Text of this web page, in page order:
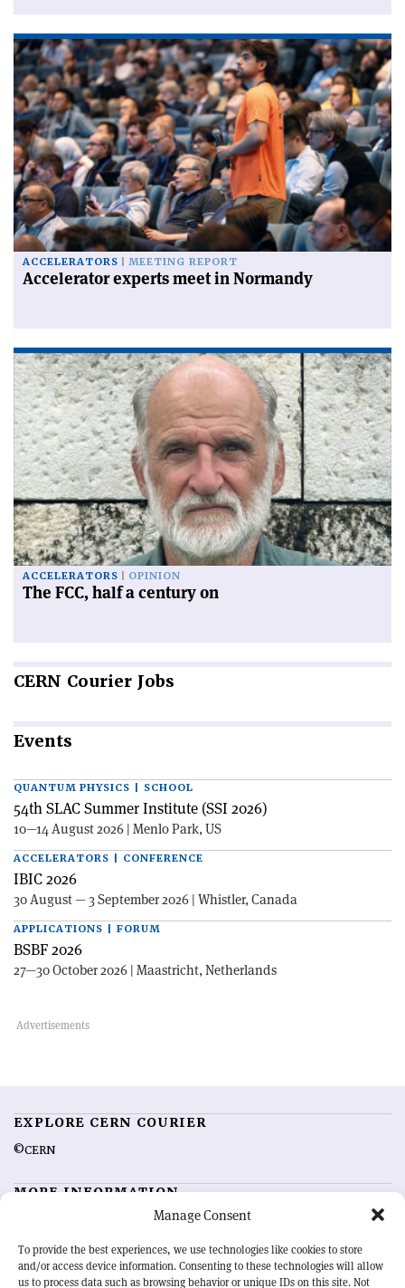
Manage Consent
To provide the best experiences, we use technologies like cookies to store
and/or access device information. Consenting to these technologies will allow
us to process data such as browsing behavior or unique IDs on this site. Not
ACCELERATORS MEETING REPORT
Accelerator experts meet in Normandy
ACCELERATORS OPINION
The FCC, half a century on
CERN Courier Jobs
Events
QUANTUM PHYSICS | SCHOOL
54th SLAC Summer Institute (SSI 2026)
10—14 August 2026 | Menlo Park, US
ACCELERATORS | CONFERENCE
IBIC 2026
30 August — 3 September 2026 | Whistler, Canada
APPLICATIONS | FORUM
BSBF 2026
27—30 October 2026 | Maastricht, Netherlands
EXPLORE CERN COURIER
©CERN
MORE INFORMATION
Advertising options
Feedback
Sign up for alerting